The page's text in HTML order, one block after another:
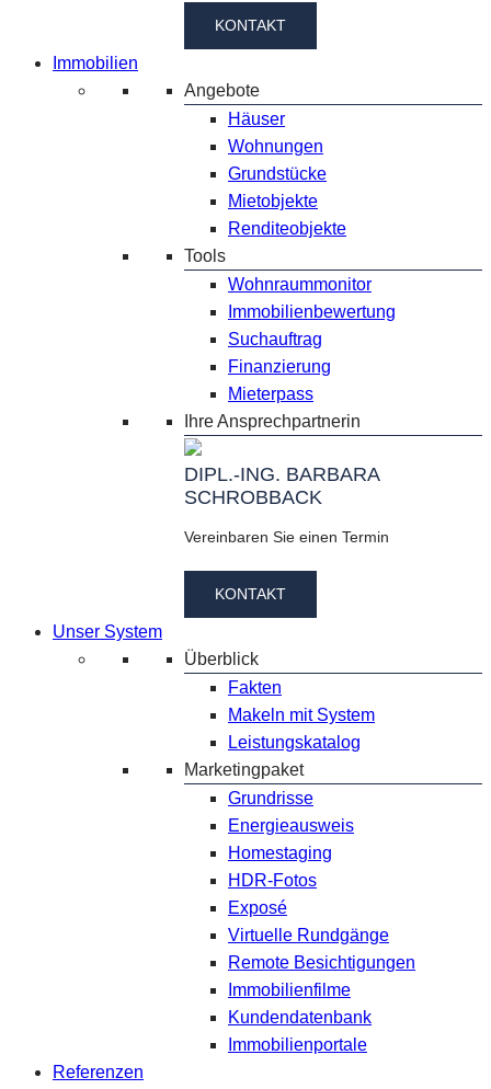
KONTAKT
Immobilien
Angebote
Häuser
Wohnungen
Grundstücke
Mietobjekte
Renditeobjekte
Tools
Wohnraummonitor
Immobilienbewertung
Suchauftrag
Finanzierung
Mieterpass
Ihre Ansprechpartnerin
DIPL.-ING. BARBARA
SCHROBBACK
Vereinbaren Sie einen Termin
KONTAKT
Unser System
Überblick
Fakten
Makeln mit System
Leistungskatalog
Marketingpaket
Grundrisse
Energieausweis
Homestaging
HDR-Fotos
Exposé
Virtuelle Rundgänge
Remote Besichtigungen
Immobilienfilme
Kundendatenbank
Immobilienportale
Referenzen